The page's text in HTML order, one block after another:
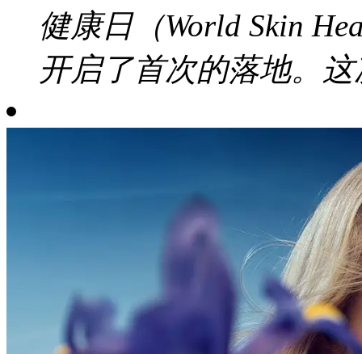
健康日（World Skin
开启了首次的落地。这